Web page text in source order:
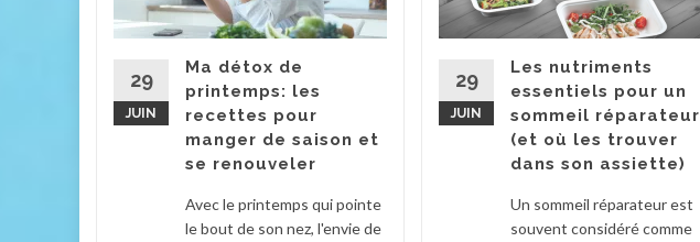
29
JUIN
Ma détox de
printemps: les
recettes pour
manger de saison et
se renouveler
Avec le printemps qui pointe
le bout de son nez, l'envie de
29
JUIN
Les nutriments
essentiels pour un
sommeil réparateur
(et où les trouver
dans son assiette)
Un sommeil réparateur est
souvent considéré comme